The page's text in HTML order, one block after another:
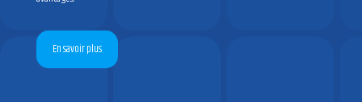
En savoir plus